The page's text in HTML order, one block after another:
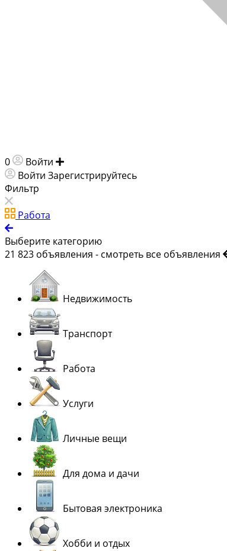
0 Войти
Войти Зарегистрируйтесь
Фильтр
Работа
Выберите категорию
21 823 объявления - смотреть все объявления
Недвижимость
Транспорт
Работа
Услуги
Личные вещи
Для дома и дачи
Бытовая электроника
Хобби и отдых